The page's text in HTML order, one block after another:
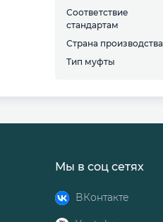
Соответствие
стандартам
Страна производства
Тип муфты
Мы в соц сетях
ВКонтакте